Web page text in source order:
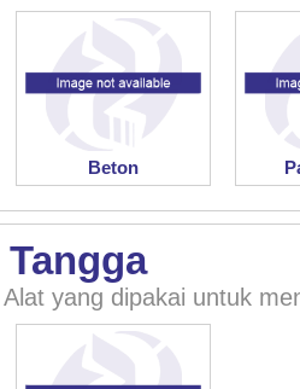
Beton
Tangga
Alat yang dipakai untuk